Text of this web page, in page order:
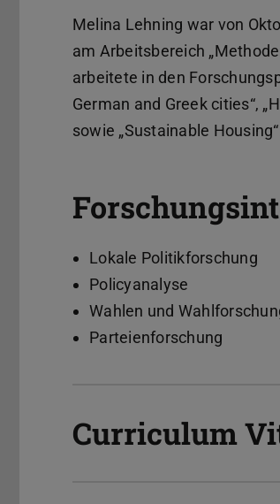
Melina Lehning war von
am Arbeitsbereich
arbeitete in den
German and Greek cities“,
sowie „Sustainable
Lokale Politikforschung
Policyanalyse
Wahlen und
Parteienforschung
Curriculum